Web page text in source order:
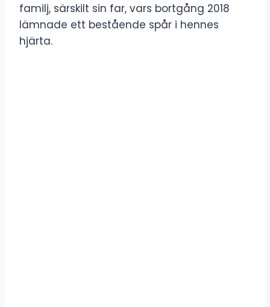
familj, särskilt sin far, vars bortgång 2018
lämnade ett bestående spår i hennes
hjärta.